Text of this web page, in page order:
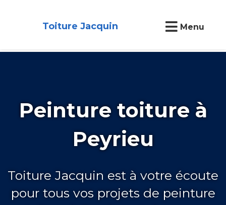
Toiture Jacquin Menu
Peinture toiture à
Peyrieu
Toiture Jacquin est à votre écoute
pour tous vos projets de peinture